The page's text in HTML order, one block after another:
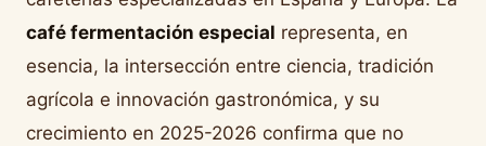
café fermentación especial representa, en
esencia, la intersección entre ciencia, tradición
agrícola e innovación gastronómica, y su
crecimiento en 2025-2026 confirma que no